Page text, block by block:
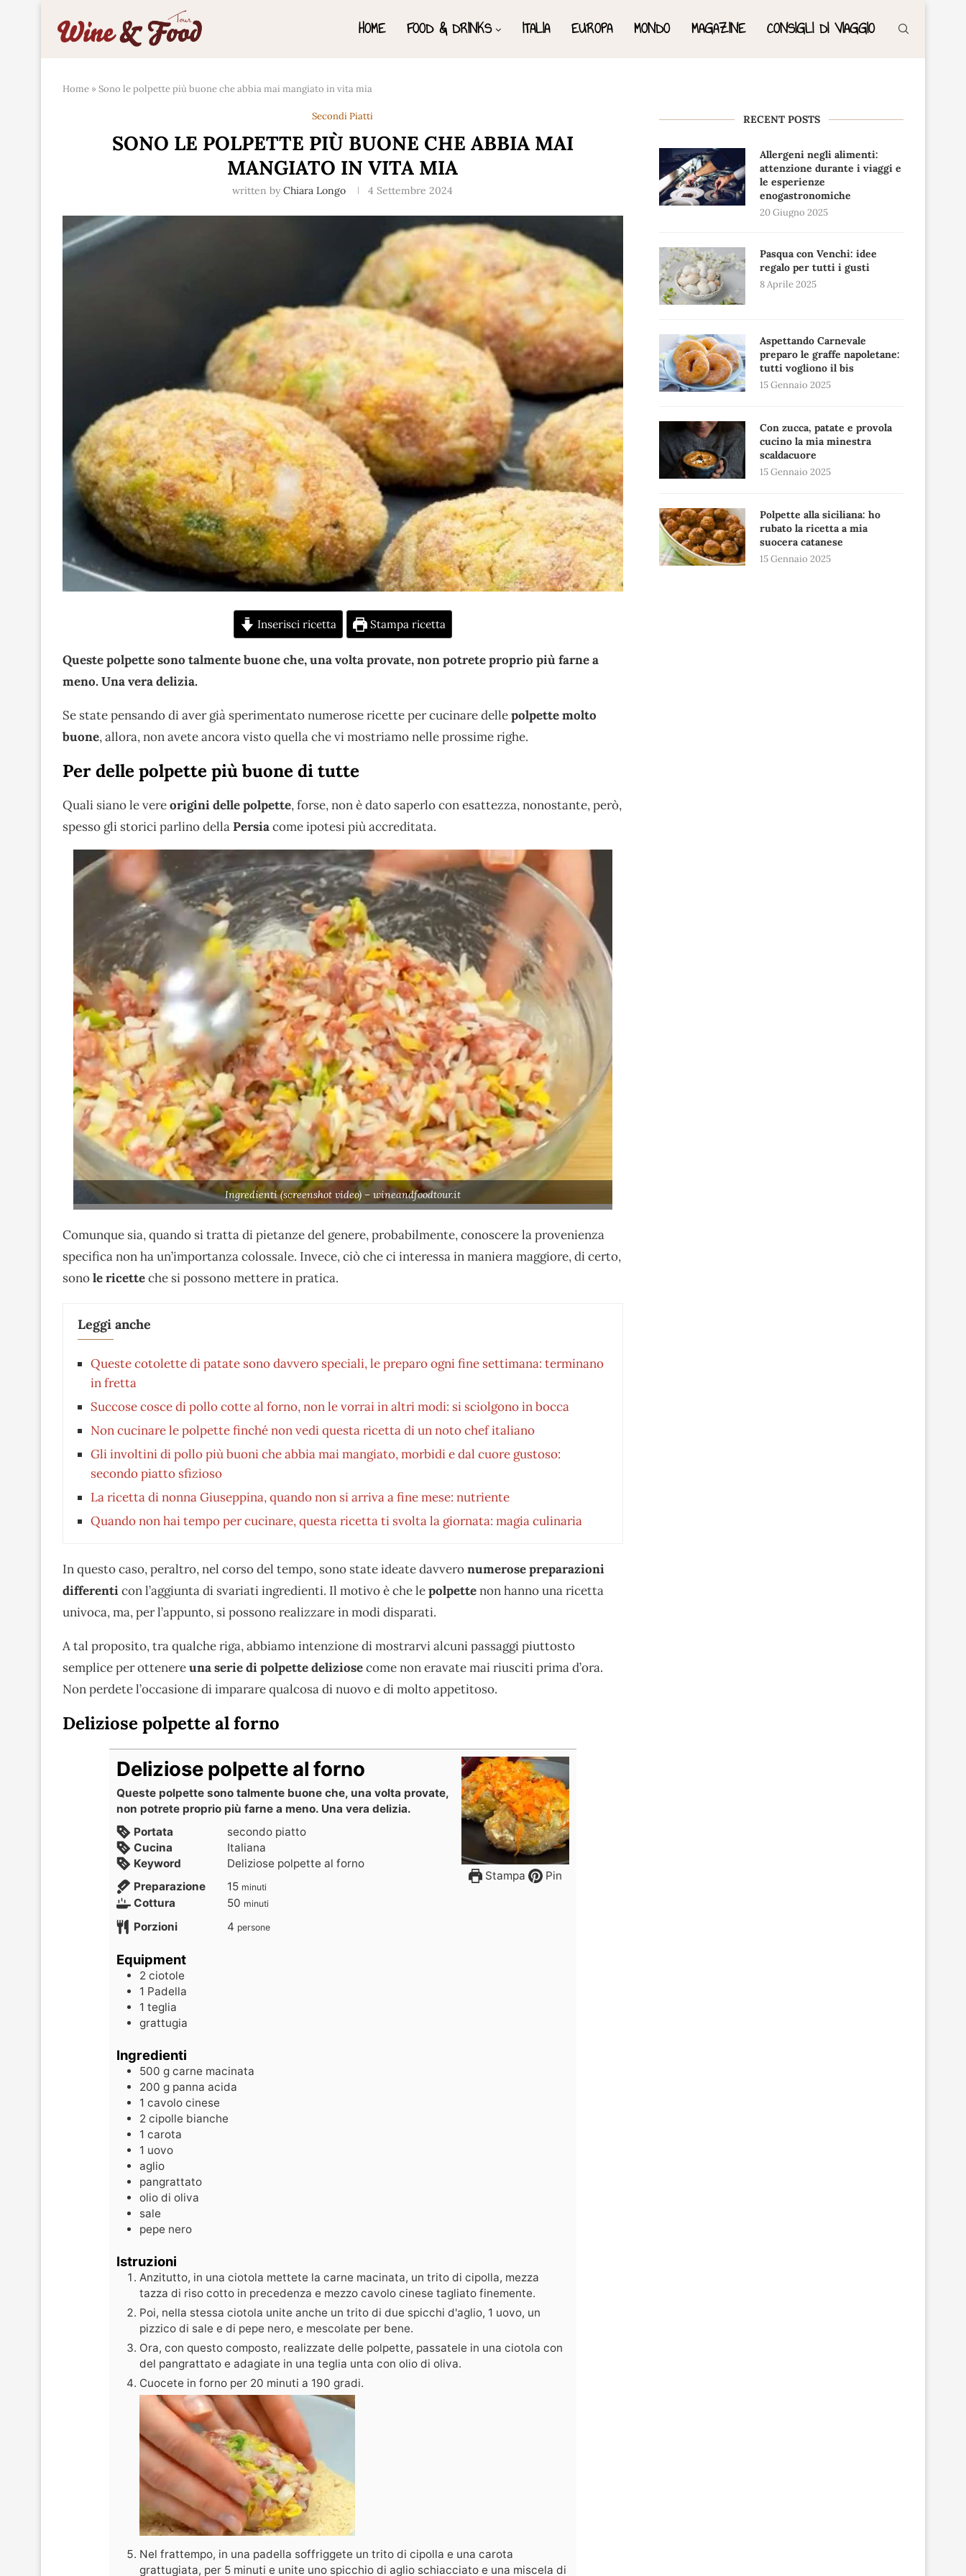
HOME FOOD & DRINKS ITALIA EUROPA MONDO MAGAZINE CONSIGLI DI VIAGGIO
Home »Sono le polpette più buone che abbia mai mangiato in vita mia
Secondi Piatti
SONO LE POLPETTE PIÙ BUONE CHE ABBIA MAI
MANGIATO IN VITA MIA
written byChiara Longo 4 Settembre 2024
Inserisci ricetta Stampa ricetta
Queste polpette sono talmente buone che, una volta provate, non potrete proprio più farne a
meno. Una vera delizia.
Se state pensando di aver già sperimentato numerose ricette per cucinare dellepolpette molto
buone, allora, non avete ancora visto quella che vi mostriamo nelle prossime righe.
Per delle polpette più buone di tutte
Quali siano le vereorigini delle polpette, forse, non è dato saperlo con esattezza, nonostante, però,
spesso gli storici parlino dellaPersiacome ipotesi più accreditata.
Ingredienti (screenshot video) – wineandfoodtour.it
Comunque sia, quando si tratta di pietanze del genere, probabilmente, conoscere la provenienza
specifica non ha un’importanza colossale. Invece, ciò che ci interessa in maniera maggiore, di certo,
sonole ricetteche si possono mettere in pratica.
Leggi anche
Queste cotolette di patate sono davvero speciali, le preparo ogni fine settimana: terminano
in fretta
Succose cosce di pollo cotte al forno, non le vorrai in altri modi: si sciolgono in bocca
Non cucinare le polpette finché non vedi questa ricetta di un noto chef italiano
Gli involtini di pollo più buoni che abbia mai mangiato, morbidi e dal cuore gustoso:
secondo piatto sfizioso
La ricetta di nonna Giuseppina, quando non si arriva a fine mese: nutriente
Quando non hai tempo per cucinare, questa ricetta ti svolta la giornata: magia culinaria
In questo caso, peraltro, nel corso del tempo, sono state ideate davveronumerose preparazioni
differenticon l’aggiunta di svariati ingredienti. Il motivo è che lepolpettenon hanno una ricetta
univoca, ma, per l’appunto, si possono realizzare in modi disparati.
A tal proposito, tra qualche riga, abbiamo intenzione di mostrarvi alcuni passaggi piuttosto
semplice per ottenereuna serie di polpette deliziosecome non eravate mai riusciti prima d’ora.
Non perdete l’occasione di imparare qualcosa di nuovo e di molto appetitoso.
Deliziose polpette al forno
Stampa Pin
Deliziose polpette al forno
Queste polpette sono talmente buone che, una volta provate,
non potrete proprio più farne a meno. Una vera delizia.
Portata
secondo piatto
Cucina
Italiana
Keyword
Deliziose polpette al forno
Preparazione
15 minuti
Cottura 50 minuti
Porzioni 4 persone
Equipment
2 ciotole
1 Padella
1 teglia
grattugia
Ingredienti
500 g carne macinata
200 g panna acida
1 cavolo cinese
2 cipolle bianche
1 carota
1 uovo
aglio
pangrattato
olio di oliva
sale
pepe nero
Istruzioni
Anzitutto, in una ciotola mettete la carne macinata, un trito di cipolla, mezza
tazza di riso cotto in precedenza e mezzo cavolo cinese tagliato finemente.
Poi, nella stessa ciotola unite anche un trito di due spicchi d'aglio, 1 uovo, un
pizzico di sale e di pepe nero, e mescolate per bene.
Ora, con questo composto, realizzate delle polpette, passatele in una ciotola con
del pangrattato e adagiate in una teglia unta con olio di oliva.
Cuocete in forno per 20 minuti a 190 gradi.
Nel frattempo, in una padella soffriggete un trito di cipolla e una carota
grattugiata, per 5 minuti e unite uno spicchio di aglio schiacciato e una miscela di
RECENT POSTS
Allergeni negli alimenti:
attenzione durante i viaggi e
le esperienze
enogastronomiche
20 Giugno 2025
Pasqua con Venchi: idee
regalo per tutti i gusti
8 Aprile 2025
Aspettando Carnevale
preparo le graffe napoletane:
tutti vogliono il bis
15 Gennaio 2025
Con zucca, patate e provola
cucino la mia minestra
scaldacuore
15 Gennaio 2025
Polpette alla siciliana: ho
rubato la ricetta a mia
suocera catanese
15 Gennaio 2025